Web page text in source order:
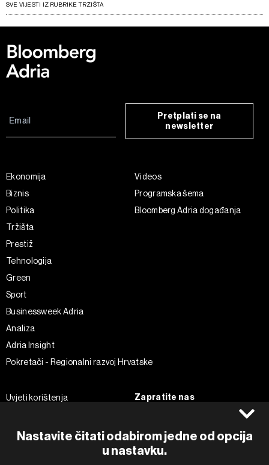
SVE VIJESTI IZ RUBRIKE TRŽIŠTA
Nastavite čitati odabirom jedne od opcija
u nastavku.
Pretplati se na
newsletter
Ekonomija
Biznis
Politika
Tržišta
Prestiž
Tehnologija
Green
Sport
Businessweek Adria
Analiza
Adria Insight
Pokretači - Regionalni razvoj Hrvatske
Videos
Programska šema
Bloomberg Adria događanja
Uvjeti korištenja
Politika kolačića
Zapratite nas
Instagram
Twitter